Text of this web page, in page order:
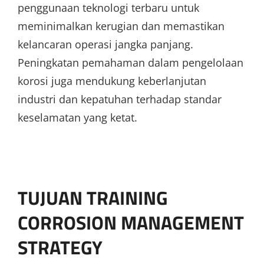
penggunaan teknologi terbaru untuk
meminimalkan kerugian dan memastikan
kelancaran operasi jangka panjang.
Peningkatan pemahaman dalam pengelolaan
korosi juga mendukung keberlanjutan
industri dan kepatuhan terhadap standar
keselamatan yang ketat.
TUJUAN TRAINING
CORROSION MANAGEMENT
STRATEGY